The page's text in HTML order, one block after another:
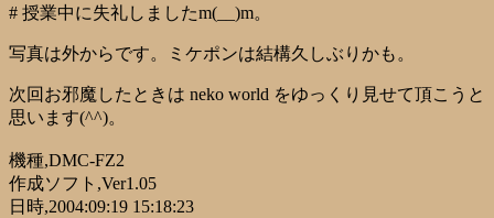
# 授業中に失礼しましたm(__)m。
写真は外からです。ミケポンは結構久しぶりかも。
次回お邪魔したときは neko world をゆっくり見せて頂こうと
思います(^^)。
機種,DMC-FZ2
作成ソフト,Ver1.05
日時,2004:09:19 15:18:23